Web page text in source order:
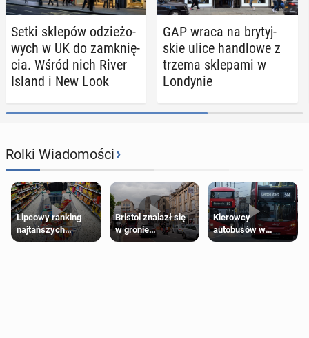
Setki sklepów odzie­żo­
wych w UK do za­mknię­
cia. Wśród nich River
Island i New Look
GAP wraca na bry­tyj­
skie ulice han­dlo­we z
trzema skle­pa­mi w
Lon­dy­nie
Rolki Wiadomości›
Lipcowy ranking
najtańszych
supermarketów
Bristol znalazł się
w gronie
najlepszych
Kierowcy
autobusów w
Londynie